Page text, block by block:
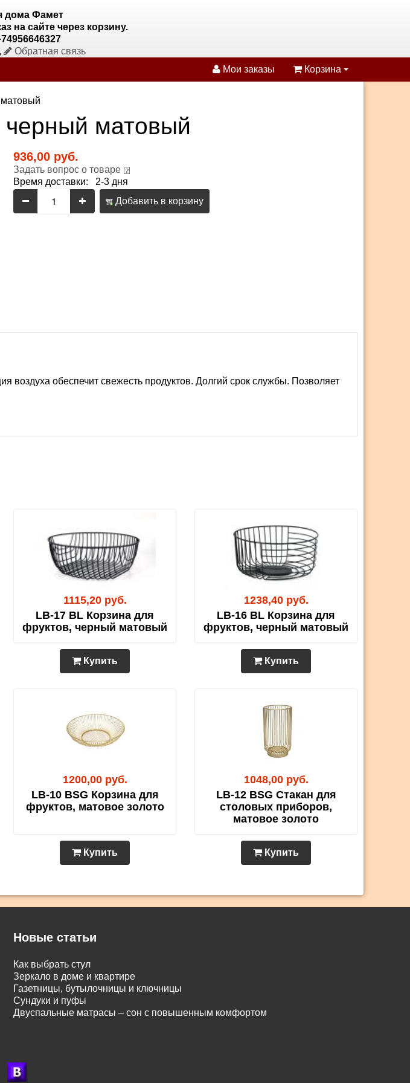
дома Фамет
на сайте через корзину.
Обратная связь
Мои заказы Корзина
матовый
черный матовый
936,00 руб.
Задать вопрос о товаре
Время доставки: 2-3 дня
Добавить в корзину
воздуха обеспечит свежесть продуктов. Долгий срок службы. Позволяет
1115,20 руб.
LB-17 BL Корзина для
фруктов, черный матовый
Купить
1238,40 руб.
LB-16 BL Корзина для
фруктов, черный матовый
Купить
1200,00 руб.
LB-10 BSG Корзина для
фруктов, матовое золото
Купить
1048,00 руб.
LB-12 BSG Стакан для
столовых приборов,
матовое золото
Купить
Новые статьи
Как выбрать стул
Зеркало в доме и квартире
Газетницы, бутылочницы и ключницы
Сундуки и пуфы
Двуспальные матрасы – сон с повышенным комфортом